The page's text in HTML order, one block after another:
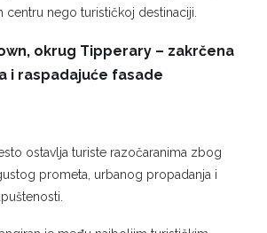
centru nego turističkoj destinaciji.
okrug Tipperary – zakrčena
i raspadajuće fasade
ostavlja turiste razočaranima zbog
prometa, urbanog propadanja i